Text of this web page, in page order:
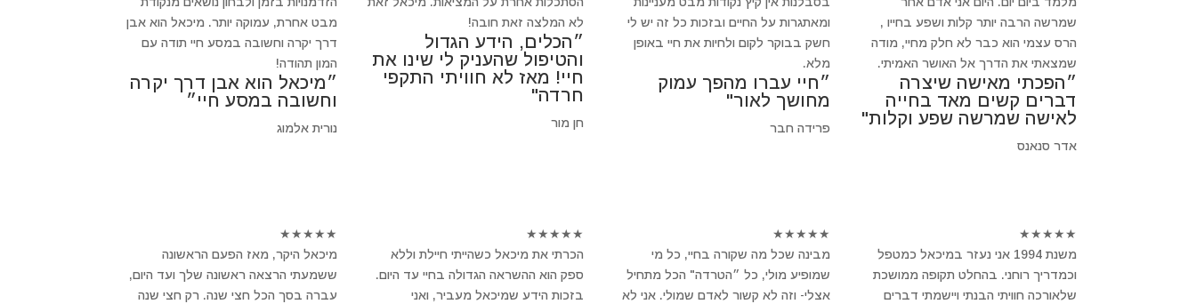
מבט אחרת, עמוקה יותר. מיכאל הוא אבן
דרך יקרה וחשובה במסע חיי תודה עם
המון תהודה!
״מיכאל הוא אבן דרך יקרה
וחשובה במסע חיי״
נורית אלמוג
לא המלצה זאת חובה!
״הכלים, הידע הגדול
והטיפול שהעניק לי שינו את
חיי! מאז לא חוויתי התקפי
חרדה"
חן מור
ומאתגרות על החיים ובזכות כל זה יש לי
חשק בבוקר לקום ולחיות את חיי באופן
מלא.
״חיי עברו מהפך עמוק
מחושך לאור"
פרידה חבר
שמרשה הרבה יותר קלות ושפע בחייו ,
הרס עצמי הוא כבר לא חלק מחיי, מודה
שמצאתי את הדרך אל האושר האמיתי.
״הפכתי מאישה שיצרה
דברים קשים מאד בחייה
לאישה שמרשה שפע וקלות"
אדר סנאנס
★
★
★
★
★
מיכאל היקר, מאז הפעם הראשונה
ששמעתי הרצאה ראשונה שלך ועד היום,
עברה בסך הכל חצי שנה. רק חצי שנה
★
★
★
★
★
הכרתי את מיכאל כשהייתי חיילת וללא
ספק הוא ההשראה הגדולה בחיי עד היום.
בזכות הידע שמיכאל מעביר, ואני
★
★
★
★
★
מבינה שכל מה שקורה בחיי, כל מי
שמופיע מולי, כל ״הטרדה" הכל מתחיל
אצלי- וזה לא קשור לאדם שמולי. אני לא
★
★
★
★
★
משנת 1994 אני נעזר במיכאל כמטפל
וכמדריך רוחני. בהחלט תקופה ממושכת
שלאורכה חוויתי הבנתי ויישמתי דברים